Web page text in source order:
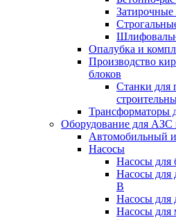
Опалубка и
Производство
блоков
Cтанки для
Трансформаторы
Оборудование для АЗС
Автомобильный
Насосы
Насосы для
Насосы для
В
Насосы для
Насосы для